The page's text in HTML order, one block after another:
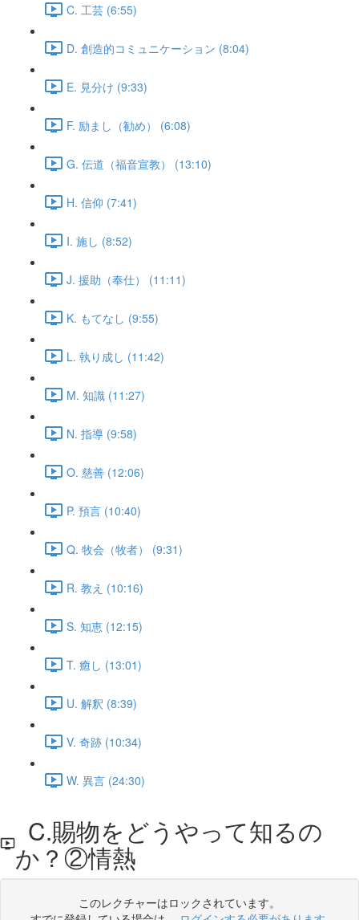
C. 工芸 (6:55)
D. 創造的コミュニケーション (8:04)
E. 見分け (9:33)
F. 励まし（勧め） (6:08)
G. 伝道（福音宣教） (13:10)
H. 信仰 (7:41)
I. 施し (8:52)
J. 援助（奉仕） (11:11)
K. もてなし (9:55)
L. 執り成し (11:42)
M. 知識 (11:27)
N. 指導 (9:58)
O. 慈善 (12:06)
P. 預言 (10:40)
Q. 牧会（牧者） (9:31)
R. 教え (10:16)
S. 知恵 (12:15)
T. 癒し (13:01)
U. 解釈 (8:39)
V. 奇跡 (10:34)
W. 異言 (24:30)
C.賜物をどうやって知るの
か？②情熱
このレクチャーはロックされています。